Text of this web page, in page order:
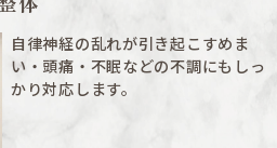
自律神経の乱れが引き起こすめま
い・頭痛・不眠などの不調にもしっ
かり対応します。